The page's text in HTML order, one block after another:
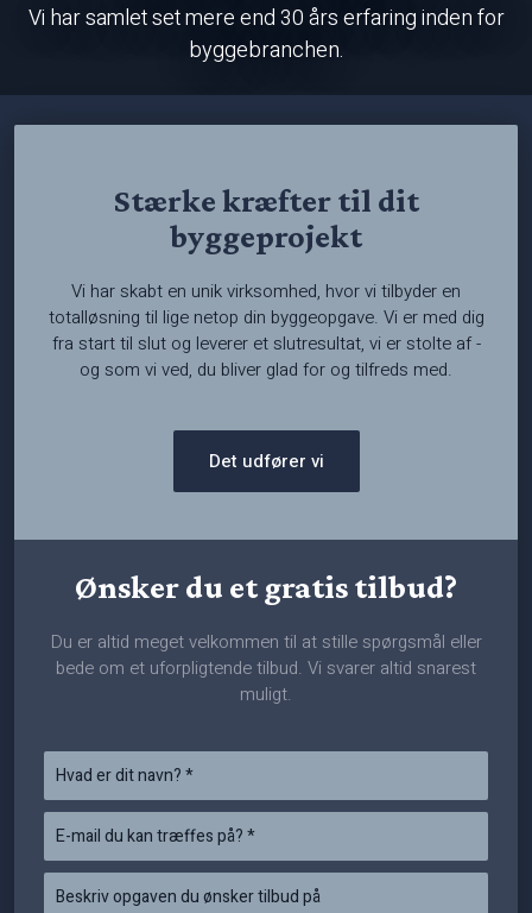
Vi har samlet set mere end 30 års erfaring inden for
byggebranchen.
Stærke kræfter til dit
byggeprojekt
Vi har skabt en unik virksomhed, hvor vi tilbyder en
totalløsning til lige netop din byggeopgave. Vi er med dig
fra start til slut og leverer et slutresultat, vi er stolte af -
og som vi ved, du bliver glad for og tilfreds med.
Det udfører vi
​Ønsker du et gratis tilbud?
Du er altid meget velkommen til at stille spørgsmål eller
bede om et uforpligtende tilbud. Vi svarer altid snarest
muligt.